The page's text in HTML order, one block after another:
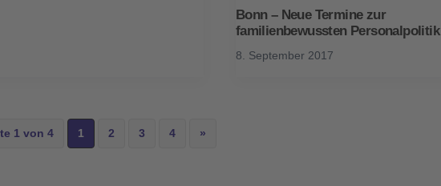
Bonn – Neue Termine zur
familienbewussten Personalpolitik
8. September 2017
1 von 4 1 2 3 4 »